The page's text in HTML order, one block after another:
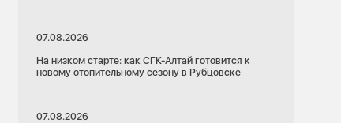
07.08.2026
На низком старте: как СГК-Алтай готовится к
новому отопительному сезону в Рубцовске
07.08.2026